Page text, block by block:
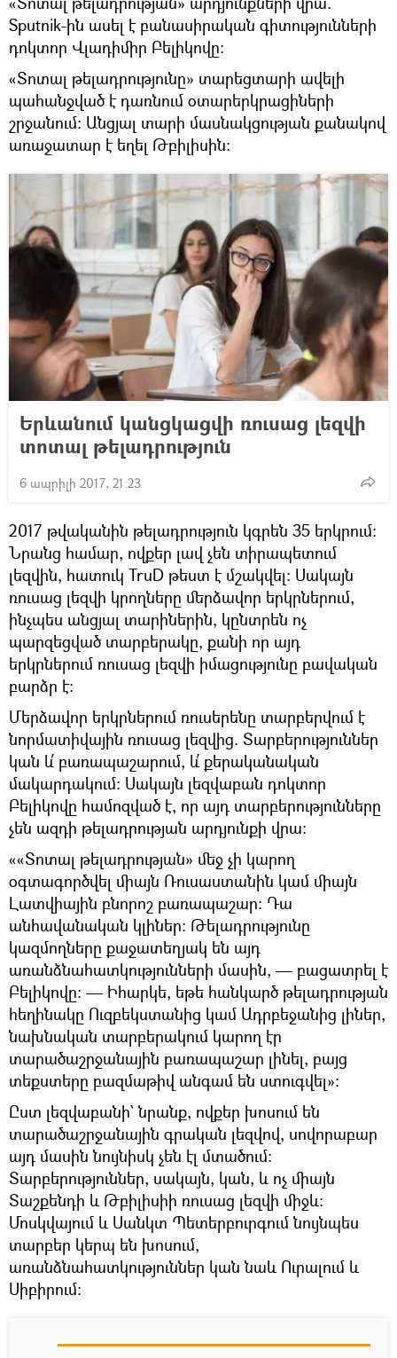
Sputnik-ին ասել է բանասիրական գիտությունների
դոկտոր Վլադիմիր Բելիկովը։
«Տոտալ թելադրությունը» տարեցտարի ավելի
պահանջված է դառնում օտարերկրացիների
շրջանում։ Անցյալ տարի մասնակցության քանակով
առաջատար է եղել Թբիլիսին։
Երևանում կանցկացվի ռուսաց լեզվի
տոտալ թելադրություն
6 ապրիլի 2017, 21:23
2017 թվականին թելադրություն կգրեն 35 երկրում։
Նրանց համար, ովքեր լավ չեն տիրապետում
լեզվին, հատուկ TruD թեստ է մշակվել։ Սակայն
ռուսաց լեզվի կրողները մերձավոր երկրներում,
ինչպես անցյալ տարիներին, կընտրեն ոչ
պարզեցված տարբերակը, քանի որ այդ
երկրներում ռուսաց լեզվի իմացությունը բավական
բարձր է։
Մերձավոր երկրներում ռուսերենը տարբերվում է
նորմատիվային ռուսաց լեզվից. Տարբերություններ
կան և՛ բառապաշարում, և՛ քերականական
մակարդակում։ Սակայն լեզվաբան դոկտոր
Բելիկովը համոզված է, որ այդ տարբերությունները
չեն ազդի թելադրության արդյունքի վրա։
««Տոտալ թելադրության» մեջ չի կարող
օգտագործվել միայն Ռուսաստանին կամ միայն
Լատվիային բնորոշ բառապաշար։ Դա
անհավանական կլիներ։ Թելադրությունը
կազմողները քաջատեղյակ են այդ
առանձնահատկությունների մասին, — բացատրել է
Բելիկովը։ — Իհարկե, եթե հանկարծ թելադրության
հեղինակը Ուզբեկստանից կամ Ադրբեջանից լիներ,
նախնական տարբերակում կարող էր
տարածաշրջանային բառապաշար լինել, բայց
տեքստերը բազմաթիվ անգամ են ստուգվել»։
Ըստ լեզվաբանի` նրանք, ովքեր խոսում են
տարածաշրջանային գրական լեզվով, սովորաբար
այդ մասին նույնիսկ չեն էլ մտածում։
Տարբերություններ, սակայն, կան, և ոչ միայն
Տաշքենդի և Թբիլիսիի ռուսաց լեզվի միջև։
Մոսկվայում և Սանկտ Պետերբուրգում նույնպես
տարբեր կերպ են խոսում,
առանձնահատկություններ կան նաև Ուրալում և
Սիբիրում։